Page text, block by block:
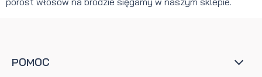
POMOC